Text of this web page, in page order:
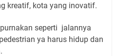
kreatif, kota yang inovatif.
seperti jalannya
ya harus hidup dan